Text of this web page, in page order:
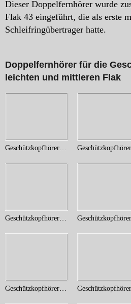
Dieser Doppelfernhörer wurde
Flak 43 eingeführt, die als erste
Schleifringübertrager hatte.
Doppelfernhörer für die
leichten und mittleren Flak
Geschützkopfhörer (2)
Geschützkopfhörer (5)
Geschützkopfhörer (8)